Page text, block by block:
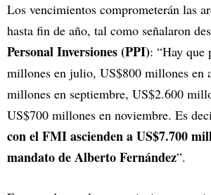
Los vencimientos comprometerán las
hasta fin de año, tal como señalaron
Personal Inversiones (PPI): “Hay que
millones en julio, US$800 millones en
millones en septiembre, US$2.600
US$700 millones en noviembre. Es
con el FMI ascienden a US$7.700
mandato de Alberto Fernández”.